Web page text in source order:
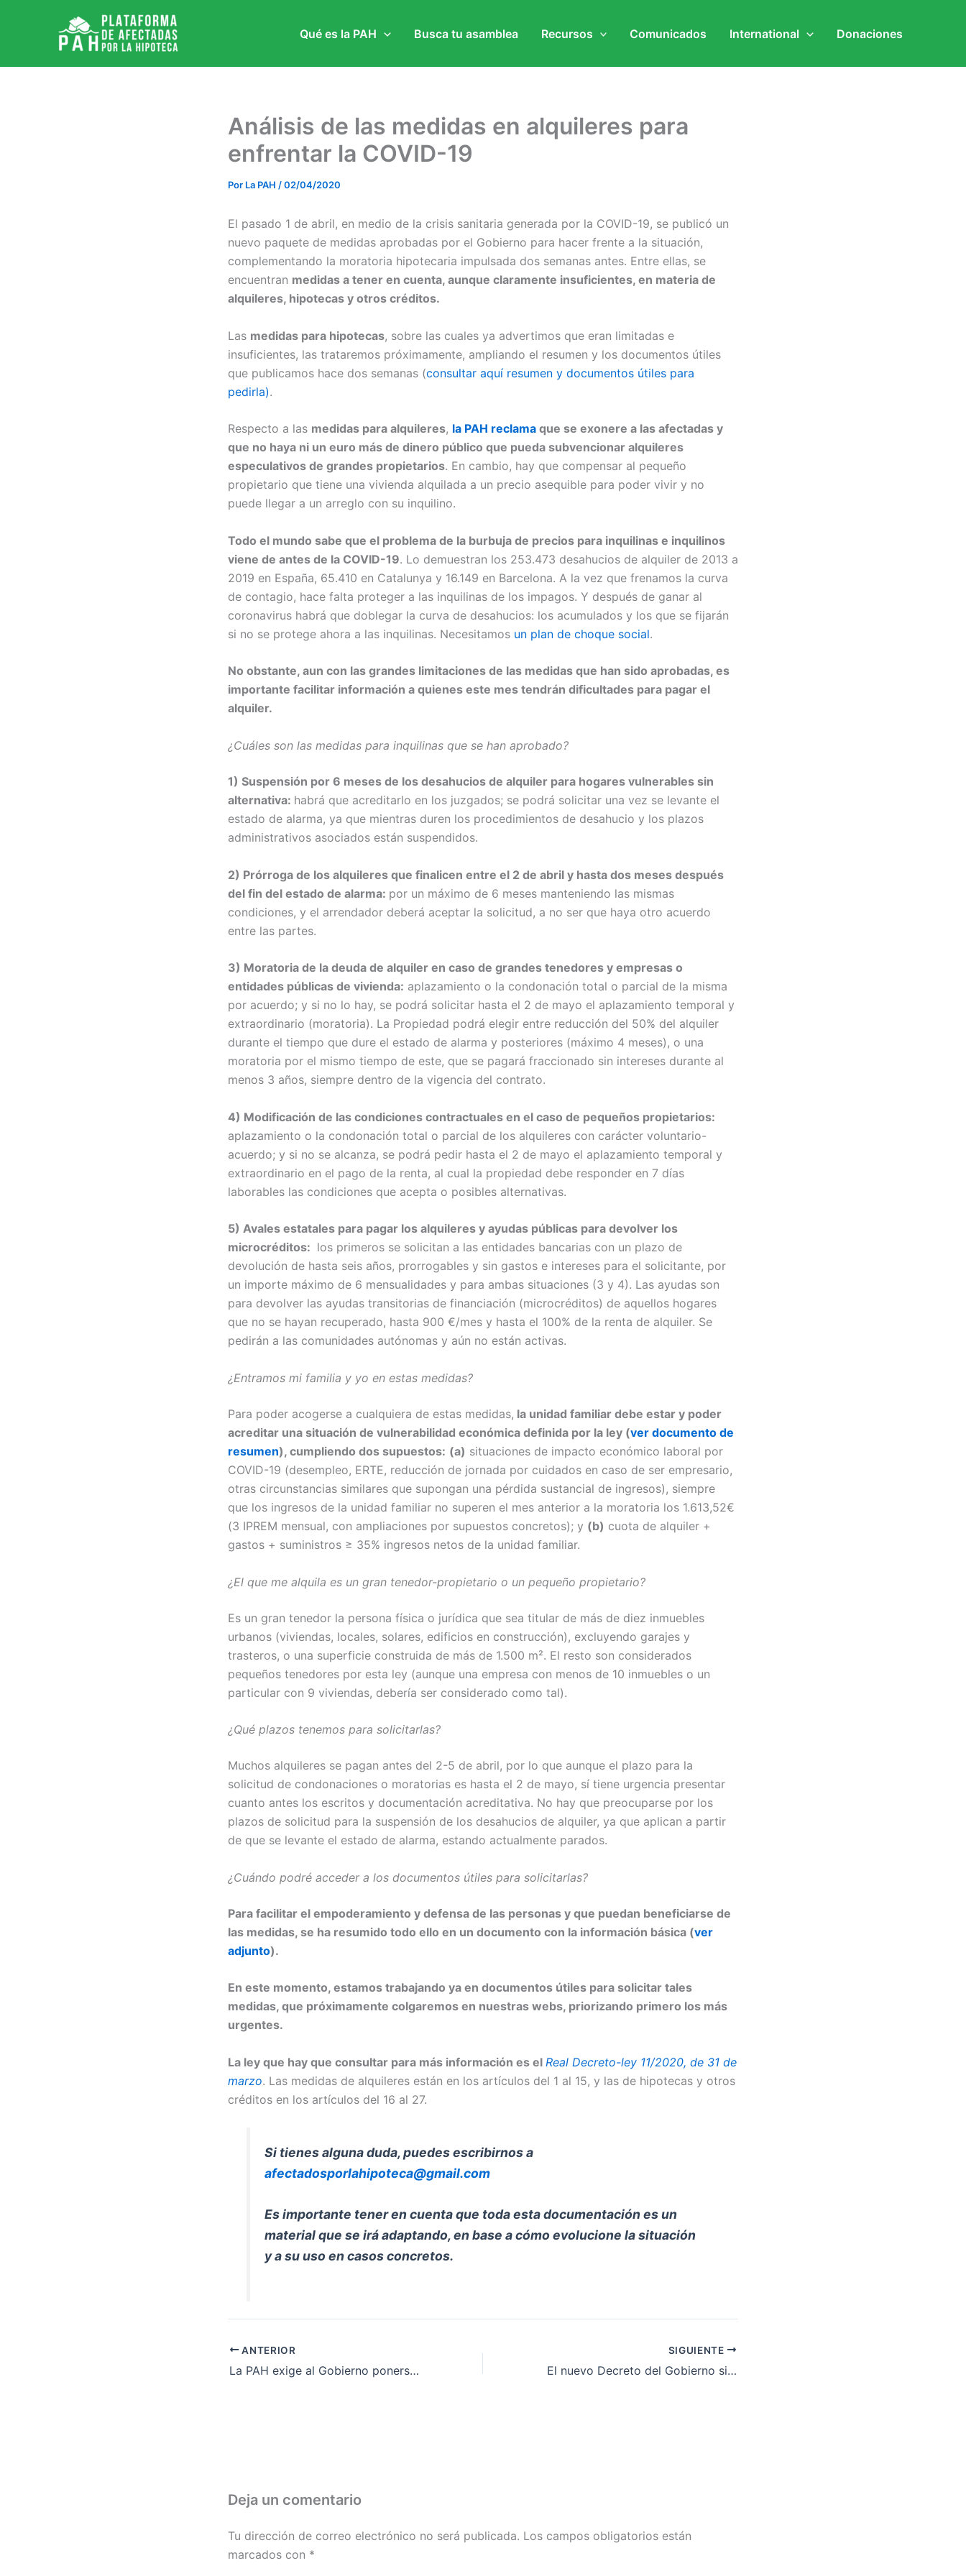
Qué es la PAH Busca tu asamblea Recursos Comunicados International Donaciones
Análisis de las medidas en alquileres para
enfrentar la COVID-19
Por La PAH /02/04/2020
El pasado 1 de abril, en medio de la crisis sanitaria generada por la COVID-19, se publicó un
nuevo paquete de medidas aprobadas por el Gobierno para hacer frente a la situación,
complementando la moratoria hipotecaria impulsada dos semanas antes. Entre ellas, se
encuentran medidas a tener en cuenta, aunque claramente insuficientes, en materia de
alquileres, hipotecas y otros créditos.
Las medidas para hipotecas, sobre las cuales ya advertimos que eran limitadas e
insuficientes, las trataremos próximamente, ampliando el resumen y los documentos útiles
que publicamos hace dos semanas (consultar aquí resumen y documentos útiles para
pedirla).
Respecto a las medidas para alquileres, la PAH reclama que se exonere a las afectadas y
que no haya ni un euro más de dinero público que pueda subvencionar alquileres
especulativos de grandes propietarios. En cambio, hay que compensar al pequeño
propietario que tiene una vivienda alquilada a un precio asequible para poder vivir y no
puede llegar a un arreglo con su inquilino.
Todo el mundo sabe que el problema de la burbuja de precios para inquilinas e inquilinos
viene de antes de la COVID-19. Lo demuestran los 253.473 desahucios de alquiler de 2013 a
2019 en España, 65.410 en Catalunya y 16.149 en Barcelona. A la vez que frenamos la curva
de contagio, hace falta proteger a las inquilinas de los impagos. Y después de ganar al
coronavirus habrá que doblegar la curva de desahucios: los acumulados y los que se fijarán
si no se protege ahora a las inquilinas. Necesitamos un plan de choque social.
No obstante, aun con las grandes limitaciones de las medidas que han sido aprobadas, es
importante facilitar información a quienes este mes tendrán dificultades para pagar el
alquiler.
¿Cuáles son las medidas para inquilinas que se han aprobado?
1) Suspensión por 6 meses de los desahucios de alquiler para hogares vulnerables sin
alternativa: habrá que acreditarlo en los juzgados; se podrá solicitar una vez se levante el
estado de alarma, ya que mientras duren los procedimientos de desahucio y los plazos
administrativos asociados están suspendidos.
2) Prórroga de los alquileres que finalicen entre el 2 de abril y hasta dos meses después
del fin del estado de alarma: por un máximo de 6 meses manteniendo las mismas
condiciones, y el arrendador deberá aceptar la solicitud, a no ser que haya otro acuerdo
entre las partes.
3) Moratoria de la deuda de alquiler en caso de grandes tenedores y empresas o
entidades públicas de vivienda: aplazamiento o la condonación total o parcial de la misma
por acuerdo; y si no lo hay, se podrá solicitar hasta el 2 de mayo el aplazamiento temporal y
extraordinario (moratoria). La Propiedad podrá elegir entre reducción del 50% del alquiler
durante el tiempo que dure el estado de alarma y posteriores (máximo 4 meses), o una
moratoria por el mismo tiempo de este, que se pagará fraccionado sin intereses durante al
menos 3 años, siempre dentro de la vigencia del contrato.
4) Modificación de las condiciones contractuales en el caso de pequeños propietarios:
aplazamiento o la condonación total o parcial de los alquileres con carácter voluntario-
acuerdo; y si no se alcanza, se podrá pedir hasta el 2 de mayo el aplazamiento temporal y
extraordinario en el pago de la renta, al cual la propiedad debe responder en 7 días
laborables las condiciones que acepta o posibles alternativas.
5) Avales estatales para pagar los alquileres y ayudas públicas para devolver los
microcréditos: los primeros se solicitan a las entidades bancarias con un plazo de
devolución de hasta seis años, prorrogables y sin gastos e intereses para el solicitante, por
un importe máximo de 6 mensualidades y para ambas situaciones (3 y 4). Las ayudas son
para devolver las ayudas transitorias de financiación (microcréditos) de aquellos hogares
que no se hayan recuperado, hasta 900 €/mes y hasta el 100% de la renta de alquiler. Se
pedirán a las comunidades autónomas y aún no están activas.
¿Entramos mi familia y yo en estas medidas?
Para poder acogerse a cualquiera de estas medidas, la unidad familiar debe estar y poder
acreditar una situación de vulnerabilidad económica definida por la ley (ver documento de
resumen), cumpliendo dos supuestos: (a) situaciones de impacto económico laboral por
COVID-19 (desempleo, ERTE, reducción de jornada por cuidados en caso de ser empresario,
otras circunstancias similares que supongan una pérdida sustancial de ingresos), siempre
que los ingresos de la unidad familiar no superen el mes anterior a la moratoria los 1.613,52€
(3 IPREM mensual, con ampliaciones por supuestos concretos); y (b) cuota de alquiler +
gastos + suministros ≥ 35% ingresos netos de la unidad familiar.
¿El que me alquila es un gran tenedor-propietario o un pequeño propietario?
Es un gran tenedor la persona física o jurídica que sea titular de más de diez inmuebles
urbanos (viviendas, locales, solares, edificios en construcción), excluyendo garajes y
trasteros, o una superficie construida de más de 1.500 m². El resto son considerados
pequeños tenedores por esta ley (aunque una empresa con menos de 10 inmuebles o un
particular con 9 viviendas, debería ser considerado como tal).
¿Qué plazos tenemos para solicitarlas?
Muchos alquileres se pagan antes del 2-5 de abril, por lo que aunque el plazo para la
solicitud de condonaciones o moratorias es hasta el 2 de mayo, sí tiene urgencia presentar
cuanto antes los escritos y documentación acreditativa. No hay que preocuparse por los
plazos de solicitud para la suspensión de los desahucios de alquiler, ya que aplican a partir
de que se levante el estado de alarma, estando actualmente parados.
¿Cuándo podré acceder a los documentos útiles para solicitarlas?
Para facilitar el empoderamiento y defensa de las personas y que puedan beneficiarse de
las medidas, se ha resumido todo ello en un documento con la información básica (ver
adjunto).
En este momento, estamos trabajando ya en documentos útiles para solicitar tales
medidas, que próximamente colgaremos en nuestras webs, priorizando primero los más
urgentes.
La ley que hay que consultar para más información es el Real Decreto-ley 11/2020, de 31 de
marzo. Las medidas de alquileres están en los artículos del 1 al 15, y las de hipotecas y otros
créditos en los artículos del 16 al 27.
Si tienes alguna duda, puedes escribirnos a
afectadosporlahipoteca@gmail.com
Es importante tener en cuenta que toda esta documentación es un
material que se irá adaptando, en base a cómo evolucione la situación
y a su uso en casos concretos.
ANTERIOR
La PAH exige al Gobierno ponerse de parte de la ciudadanía frente a la alarmante presión del lobby bancario y la patronal de grandes tenedores
SIGUIENTE
El nuevo Decreto del Gobierno sigue siendo insuficiente
Deja un comentario
Tu dirección de correo electrónico no será publicada. Los campos obligatorios están
marcados con *